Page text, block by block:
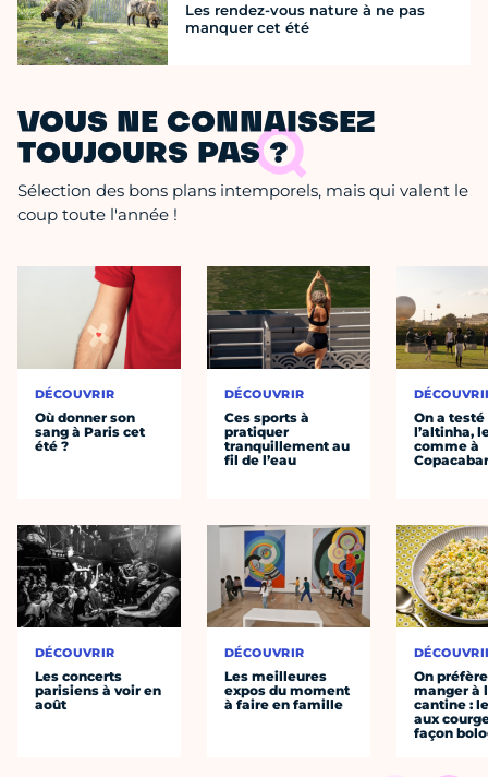
Les rendez-vous nature à ne pas
manquer cet été
VOUS NE CONNAISSEZ
TOUJOURS PAS ?
Sélection des bons plans intemporels, mais qui valent le
coup toute l'année !
DÉCOUVRIR
Où donner son
sang à Paris cet
été ?
DÉCOUVRIR
Les concerts
parisiens à voir en
août
DÉCOUVRIR
Ces sports à
pratiquer
tranquillement au
fil de l’eau
DÉCOUVRIR
Les meilleures
expos du moment
à faire en famille
On a testé
l’altinha,
comme à
On préfère
manger à
cantine :
aux
façon